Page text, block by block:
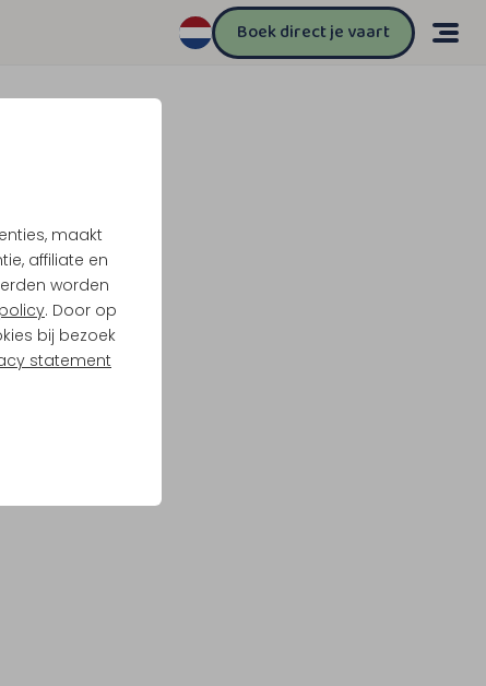
maakt
affiliate en
worden
. Door op
bij bezoek
statement
Boek direct je vaart